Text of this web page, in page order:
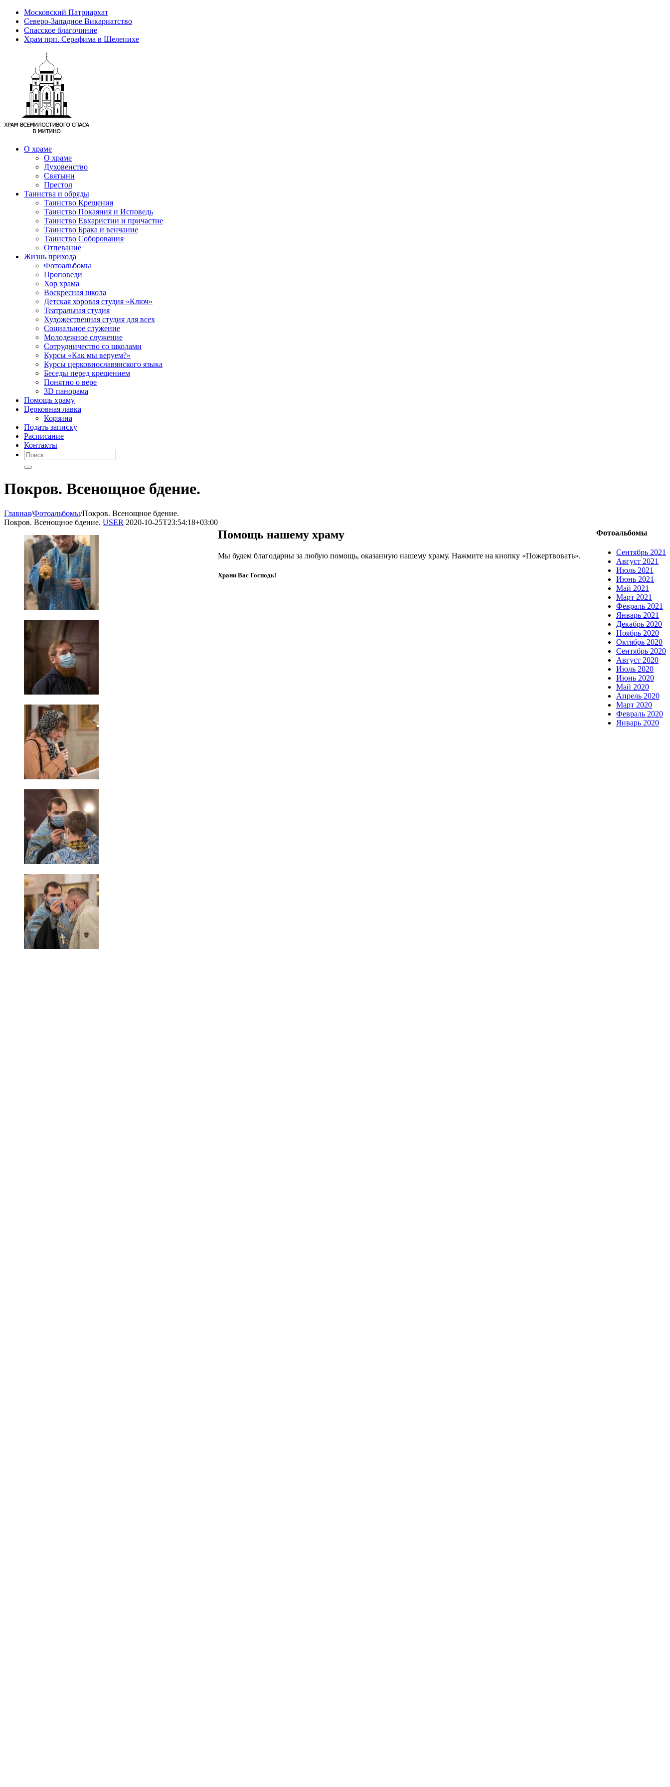
Московский Патриархат
Северо-Западное Викариатство
Спасское благочиние
Храм прп. Серафима в Шелепихе
О храме
О храме
Духовенство
Святыни
Престол
Таинства и обряды
Таинство Крещения
Таинство Покаяния и Исповедь
Таинство Евхаристии и причастие
Таинство Брака и венчание
Таинство Соборования
Отпевание
Жизнь прихода
Фотоальбомы
Проповеди
Хор храма
Воскресная школа
Детская хоровая студия «Ключ»
Театральная студия
Х​удожественная студия для всех
Социальное служение
Молодежное служение
Сотрудничество со школами
Курсы «Как мы веруем?»
Курсы церковнославянского языка
Беседы перед крещением
Понятно о вере
3D панорама
Помощь храму
Церковная лавка
Корзина
Подать записку
Расписание
Контакты
Покров. Всенощное бдение.
Главная/Фотоальбомы/Покров. Всенощное бдение.
Покров. Всенощное бдение. USER 2020-10-25T23:54:18+03:00
Фотоальбомы
Сентябрь 2021
Август 2021
Июль 2021
Июнь 2021
Май 2021
Март 2021
Февраль 2021
Январь 2021
Декабрь 2020
Ноябрь 2020
Октябрь 2020
Сентябрь 2020
Август 2020
Июль 2020
Июнь 2020
Май 2020
Апрель 2020
Март 2020
Февраль 2020
Январь 2020
Помощь нашему храму
Мы будем благодарны за любую помощь, оказанную нашему храму. Нажмите на кнопку «Пожертвовать».
Храни Вас Господь!